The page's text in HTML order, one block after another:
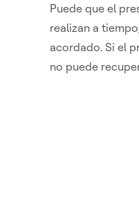
Puede que el
realizan a
acordado. Si el
no puede